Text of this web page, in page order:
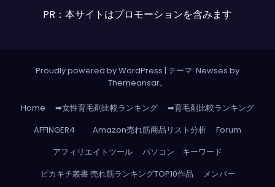
PR：本サイトはプロモーションを含みます
Proudly powered by WordPress | テーマ: Newses by
Themeansar。
Home ➡女性育毛剤比較ランキング
➡育毛剤比較ランキング
AFFINGER4
Amazon売れ筋商品リスト分析
Forum
アフィリエイトツール
パソコン キーワード
ピカキチ叢書 売れ筋ランキングTOP10作品
メンバー